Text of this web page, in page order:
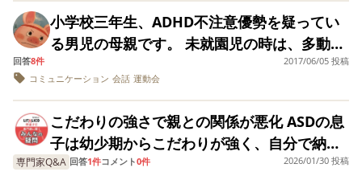
れる事が多いんで
が精神遅滞です」
「もしかしたら
ADHDもあるのか
しれませんが…」
ADHDで本人が困
たら薬を始めると
われましたが…」
「薬は必要ありま
ん。意味ないです
急に入ってくるのと、自分の知識を話してい
る感じで相槌はうてますが、自分の話が終わ
るとすぐに話が終わり、共感力がないように
思えることと、話をふると聞いていないこと
が多いです。 疲れているとトイレを流し忘れ
たり、朝は覚醒が悪く、会話はできますが理
解力が落ちます。 会話はそういうことじゃな
話の無い月はありませんでした。 乳幼児期の
健診、就学時の健診では ひっかかる事も無
く、学校の担任からも医療機関への受診や専
門機関への相談を勧められる事も無かったの
う事きかない子、やる気が無い子、怠けてる
だけだと厳しく指導してきました。 小学校の
高学年、中学に入学してからは人に手を出す
の勉強に少しやる気になっています) 無理に
矯正しようとは思っていませんが、 文字の成
り立ち(パーツごとの今や組み合わせ)書き順
の意味などを理論的に理解すれば頭に入るの
では…と思っているのですが、なにかオスス
メの教材・勉強法などあれば教材名を教えて
いただけませんでしょうか。 私が書店で見か
友達と喧嘩をしつつも、安定した学校生活を
おくっています。 が、学校でもなにかトラブ
ルが起きた時の、自分が悪くないという主
張、記憶がすり替わったような、不都合な過
去をなかったようなこととして主張します。
嘘をついている様子もなく、本人も、これが
事実だ！と憤ってます。 最近では、家庭内で
小学校三年生、ADHD不注意優勢を疑ってい
る男児の母親です。 未就園児の時は、多動で
場所や時関係なく興奮し手はつなげず振り払
い走り出してしまうような子でした。出先で
ミュニケーションが取れない指示なんかも全
く聞けない我が子にわたし自身参ってしまい
回答8件
2017/06/05 投稿
コミュニケーション 会話 運動会
こだわりの強さで親との関係が悪化 ASDの息
子は幼少期からこだわりが強く、自分で納得
したことしかやらない気難しさを持っていま
専門家Q&A 回答1件コメント0件
2026/01/30 投稿